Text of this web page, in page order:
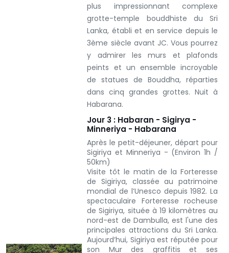
plus impressionnant complexe
grotte-temple bouddhiste du Sri
Lanka, établi et en service depuis le
3ème siècle avant JC. Vous pourrez
y admirer les murs et plafonds
peints et un ensemble incroyable
de statues de Bouddha, réparties
dans cinq grandes grottes.Nuit à
Habarana.
Jour 3 : Habaran - Sigirya -
Minneriya - Habarana
Après le petit-déjeuner, départ pour
Sigiriya et Minneriya - (Environ 1h /
50km)
Visite tôt le matin de la Forteresse
de Sigiriya, classée au patrimoine
mondial de l’Unesco depuis 1982. La
spectaculaire Forteresse rocheuse
de Sigiriya, située à 19 kilomètres au
nord-est de Dambulla, est l'une des
principales attractions du Sri Lanka.
Aujourd’hui, Sigiriya est réputée pour
son Mur des graffitis et ses